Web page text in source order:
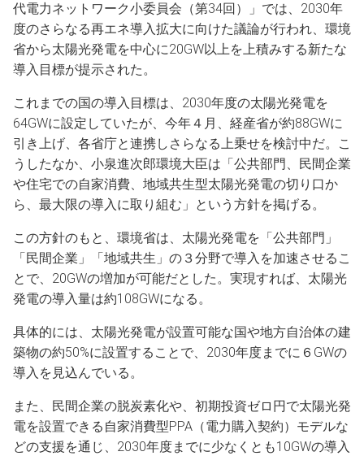
代電力ネットワーク小委員会（第34回）」では、2030年
度のさらなる再エネ導入拡大に向けた議論が行われ、環境
省から太陽光発電を中心に20GW以上を上積みする新たな
導入目標が提示された。
これまでの国の導入目標は、2030年度の太陽光発電を
64GWに設定していたが、今年４月、経産省が約88GWに
引き上げ、各省庁と連携しさらなる上乗せを検討中だ。こ
うしたなか、小泉進次郎環境大臣は「公共部門、民間企業
や住宅での自家消費、地域共生型太陽光発電の切り口か
ら、最大限の導入に取り組む」という方針を掲げる。
この方針のもと、環境省は、太陽光発電を「公共部門」
「民間企業」「地域共生」の３分野で導入を加速させるこ
とで、20GWの増加が可能だとした。実現すれば、太陽光
発電の導入量は約108GWになる。
具体的には、太陽光発電が設置可能な国や地方自治体の建
築物の約50%に設置することで、2030年度までに６GWの
導入を見込んでいる。
また、民間企業の脱炭素化や、初期投資ゼロ円で太陽光発
電を設置できる自家消費型PPA（電力購入契約）モデルな
どの支援を通じ、2030年度までに少なくとも10GWの導入